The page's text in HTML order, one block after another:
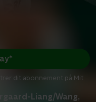
Liang/Wang,
dit abonnement på Mit